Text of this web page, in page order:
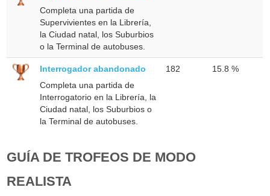
Completa una partida de
Supervivientes en la Librería,
la Ciudad natal, los Suburbios
o la Terminal de autobuses.
Interrogador abandonado
Completa una partida de
Interrogatorio en la Librería, la
Ciudad natal, los Suburbios o
la Terminal de autobuses.
182 15.8 %
GUÍA DE TROFEOS DE MODO
REALISTA